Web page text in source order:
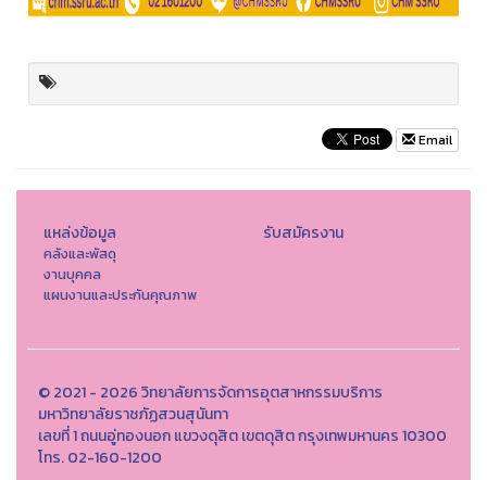
Email
แหล่งข้อมูล
คลังและพัสดุ
งานบุคคล
แผนงานและประกันคุณภาพ
รับสมัครงาน
© 2021 - 2026 วิทยาลัยการจัดการอุตสาหกรรมบริการ
มหาวิทยาลัยราชภัฏสวนสุนันทา
เลขที่ 1 ถนนอู่ทองนอก แขวงดุสิต เขตดุสิต กรุงเทพมหานคร 10300
โทร. 02-160-1200